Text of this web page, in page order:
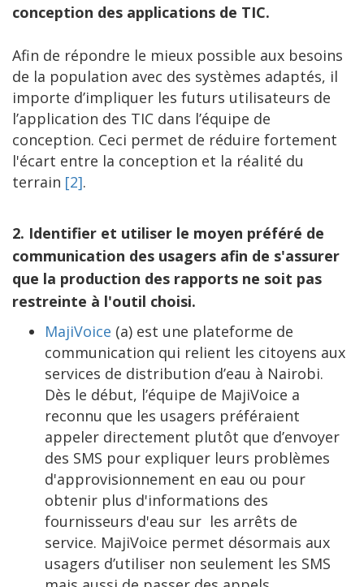
conception des applications de TIC.
Afin de répondre le mieux possible aux besoins
de la population avec des systèmes adaptés, il
importe d’impliquer les futurs utilisateurs de
l’application des TIC dans l’équipe de
conception. Ceci permet de réduire fortement
l'écart entre la conception et la réalité du
terrain [2].
2. Identifier et utiliser le moyen préféré de
communication des usagers afin de s'assurer
que la production des rapports ne soit pas
restreinte à l'outil choisi.
MajiVoice (a) est une plateforme de
communication qui relient les citoyens aux
services de distribution d’eau à Nairobi.
Dès le début, l’équipe de MajiVoice a
reconnu que les usagers préféraient
appeler directement plutôt que d’envoyer
des SMS pour expliquer leurs problèmes
d'approvisionnement en eau ou pour
obtenir plus d'informations des
fournisseurs d'eau sur les arrêts de
service. MajiVoice permet désormais aux
usagers d’utiliser non seulement les SMS